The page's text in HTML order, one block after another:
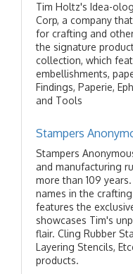
Tim Holtz's Idea-
Corp, a company
for crafting and
the signature
collection, which
embellishments,
Findings, Paperie,
and Tools
Stampers
Stampers
and manufacturing
more than 109
names in the
features the
showcases Tim's
flair. Cling Rubber
Layering Stencils,
products.